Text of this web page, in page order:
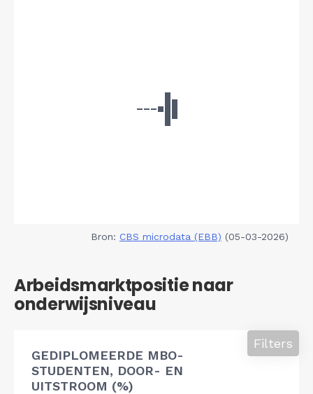
Bron: CBS microdata (EBB) (05-03-2026)
Arbeidsmarktpositie naar
onderwijsniveau
GEDIPLOMEERDE MBO-
STUDENTEN, DOOR- EN
UITSTROOM (%)
Filters